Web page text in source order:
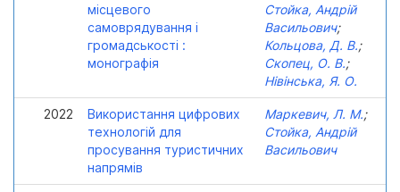
місцевого
самоврядування і
громадськості :
монографія
Стойка, Андрій
Васильович;
Кольцова, Д. В.;
Скопец, О. В.;
Нівінська, Я. О.
2022
Використання цифрових
технологій для
просування туристичних
напрямів
Маркевич, Л. М.;
Стойка, Андрій
Васильович